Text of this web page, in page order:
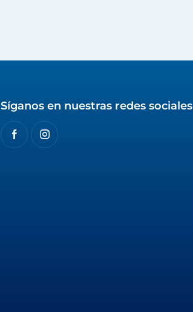
Síganos en nuestras redes sociales